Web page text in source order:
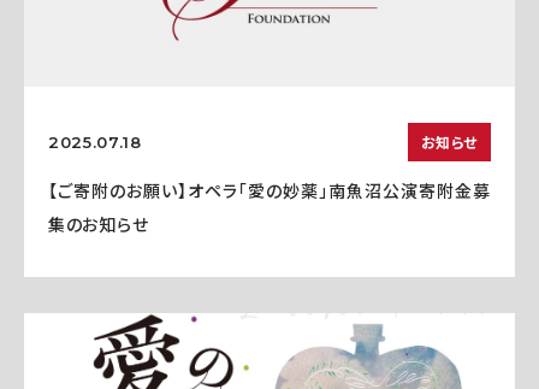
2025.07.18 お知らせ
【ご寄附のお願い】オペラ「愛の妙薬」南魚沼公演寄附金募
集のお知らせ